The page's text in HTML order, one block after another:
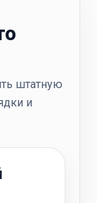
штатную
и